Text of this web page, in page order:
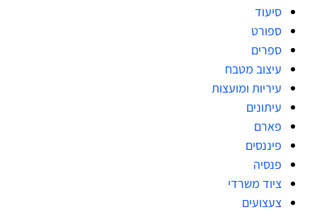
סיעוד
ספורט
ספרים
עיצוב מטבח
עיריות ומועצות
עיתונים
פארם
פיננסים
פנסיה
ציוד משרדי
צעצועים